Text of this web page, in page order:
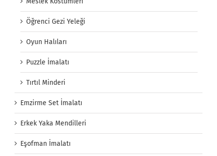
Öğrenci Gezi Yeleği
Oyun Halıları
Puzzle İmalatı
Tırtıl Minderi
Emzirme Set İmalatı
Erkek Yaka Mendilleri
Eşofman İmalatı